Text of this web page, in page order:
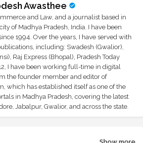
Awasthee
and Law, and a journalist based in
of Madhya Pradesh, India. I have been
1994. Over the years, I have served with
including: Swadesh (Gwalior),
Raj Express (Bhopal), Pradesh Today
I have been working full-time in digital
the founder member and editor of
which has established itself as one of the
in Madhya Pradesh, covering the latest
Jabalpur, Gwalior, and across the state.